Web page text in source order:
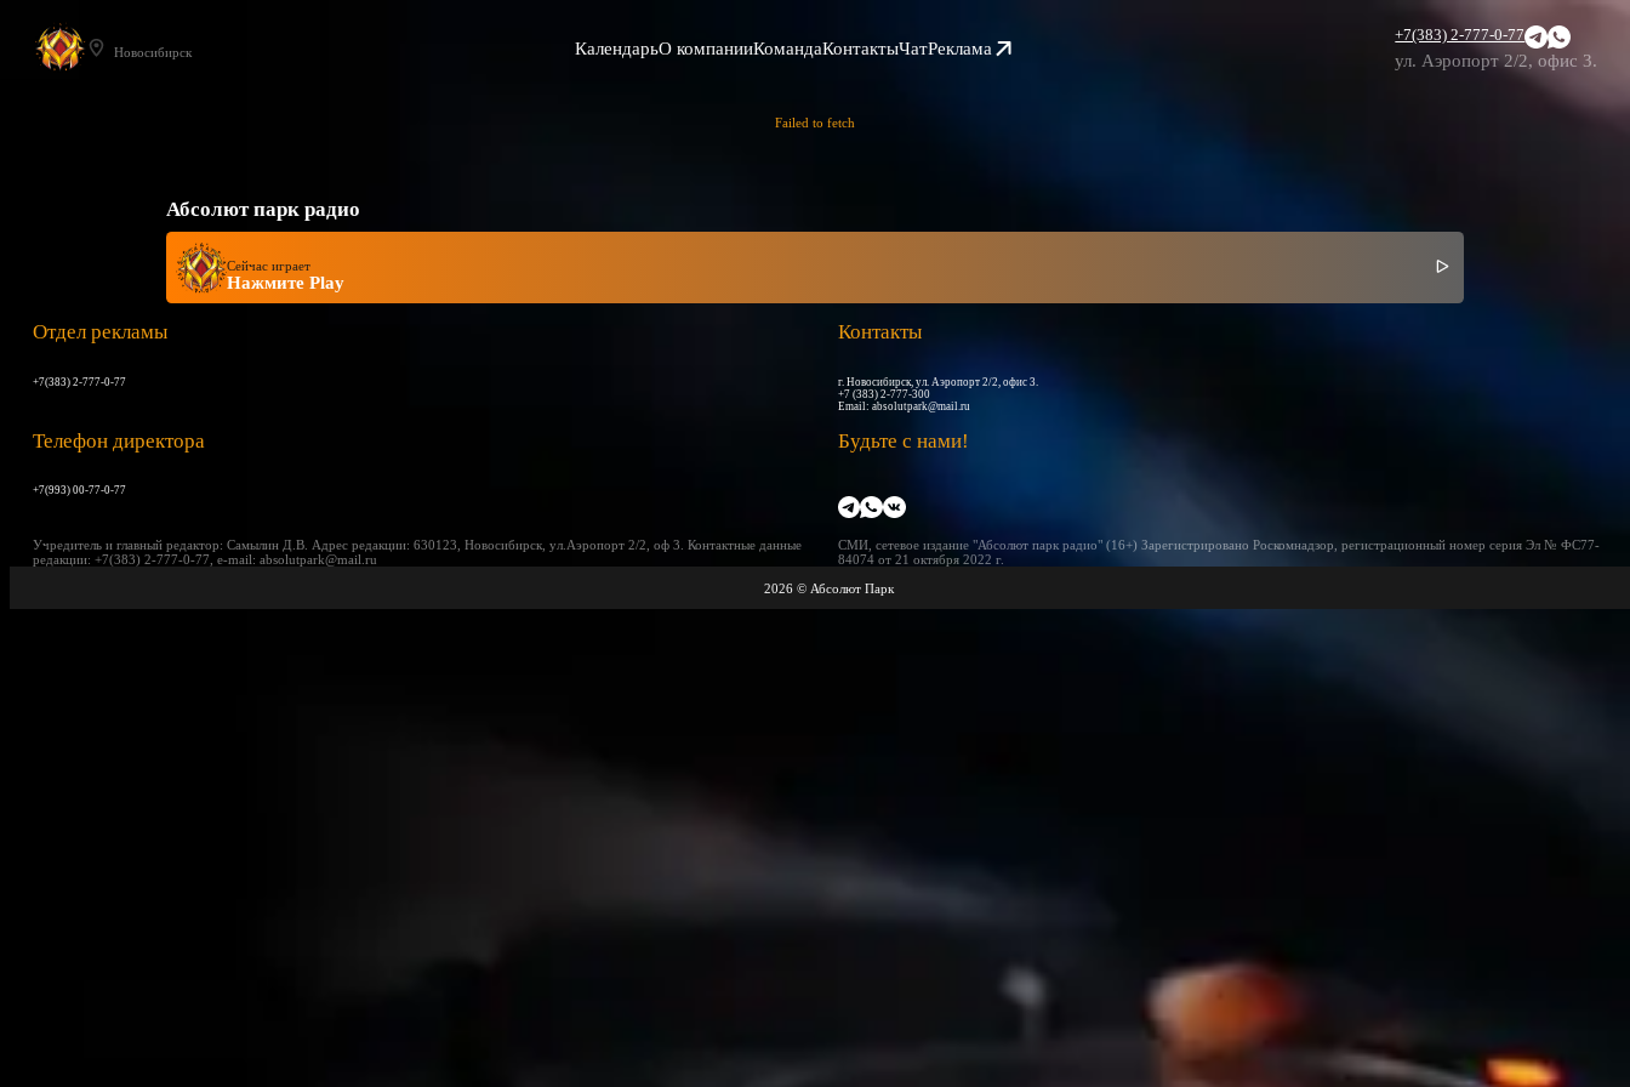
Новосибирск КалендарьО компанииКомандаКонтактыЧатРеклама
+7(383) 2-777-0-77
ул. Аэропорт 2/2, офис 3.
Failed to fetch
Абсолют парк радио
Сейчас играет
Нажмите Play
Отдел рекламы
+7(383) 2-777-0-77
Контакты
г. Новосибирск, ул. Аэропорт 2/2, офис 3.
+7 (383) 2-777-300
Email: absolutpark@mail.ru
Телефон директора
+7(993) 00-77-0-77
Будьте с нами!
Учредитель и главный редактор: Самылин Д.В. Адрес редакции: 630123, Новосибирск, ул.Аэропорт 2/2, оф 3. Контактные данные
редакции: +7(383) 2-777-0-77, e-mail: absolutpark@mail.ru
СМИ, сетевое издание "Абсолют парк радио" (16+) Зарегистрировано Роскомнадзор, регистрационный номер серия Эл № ФС77-
84074 от 21 октября 2022 г.
2026 © Абсолют Парк